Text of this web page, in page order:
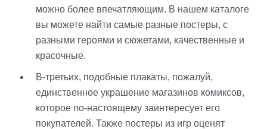
можно более впечатляющим. В нашем каталоге
вы можете найти самые разные постеры, с
разными героями и сюжетами, качественные и
красочные.
В-третьих, подобные плакаты, пожалуй,
единственное украшение магазинов комиксов,
которое по-настоящему заинтересует его
покупателей. Также постеры из игр оценят